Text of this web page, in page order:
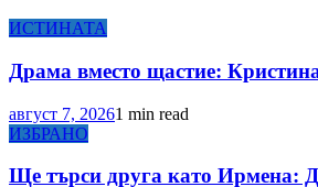
ИСТИНАТА
Драма вместо щастие:
август 7, 20261 min read
ИЗБРАНО
Ще търси друга като Ирмена: